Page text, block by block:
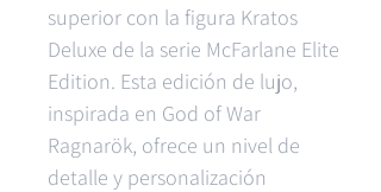
superior con la figura Kratos
Deluxe de la serie McFarlane Elite
Edition. Esta edición de lujo,
inspirada en God of War
Ragnarök, ofrece un nivel de
detalle y personalización